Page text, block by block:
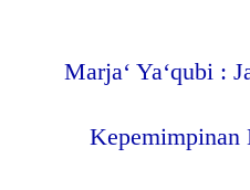
Marja‘ Ya‘qubi :
Kepemimpinan